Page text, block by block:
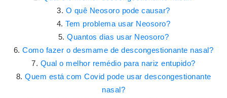
O quê Neosoro pode causar?
Tem problema usar Neosoro?
Quantos dias usar Neosoro?
Como fazer o desmame de descongestionante nasal?
Qual o melhor remédio para nariz entupido?
Quem está com Covid pode usar descongestionante
nasal?